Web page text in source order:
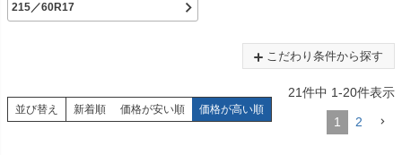
215／60R17
こだわり条件から探す
並び替え 新着順 価格が安い順 価格が高い順
21件中 1-20件表示
1 2